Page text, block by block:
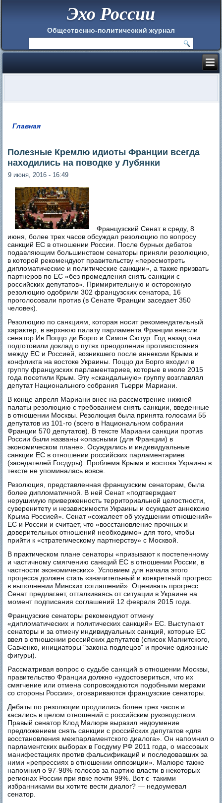
Эхо России
Общественно-политический журнал
Главная
Полезные Кремлю идиоты Франции всегда
находились на поводке у Лубянки
9 июня, 2016 - 16:49
Французский Сенат в среду, 8
июня, более трех часов обсуждал резолюцию по вопросу
санкций ЕС в отношении России. После бурных дебатов
подавляющим большинством сенаторы приняли резолюцию,
в которой рекомендуют правительству «пересмотреть
дипломатические и политические санкции», а также призвать
партнеров по ЕС «без промедления снять санкции с
российских депутатов». Примирительную и осторожную
резолюцию одобрили 302 французских сенатора, 16
проголосовали против (в Сенате Франции заседает 350
человек).
Резолюцию по санкциям, которая носит рекомендательный
характер, в верхнюю палату парламента Франции внесли
сенатор Ив Поццо ди Борго и Симон Сютур. Год назад они
подготовили доклад о путях преодоления противостояния
между ЕС и Россией, возникшего после аннексии Крыма и
конфликта на востоке Украины. Поццо ди Борго входил в
группу французских парламентариев, которые в июле 2015
года посетили Крым. Эту «скандальную» группу возглавлял
депутат Национального собрания Тьерри Мариани.
В конце апреля Мариани внес на рассмотрение нижней
палаты резолюцию с требованием снять санкции, введенные
в отношении Москвы. Резолюция была принята голосами 55
депутатов из 101-го (всего в Национальном собрании
Франции 570 депутатов). В тексте Мариани санкции против
России были названы «опасными (для Франции) в
экономическом плане». Осуждались и индивидуальные
санкции ЕС в отношении российских парламентариев
(заседателей Госдуры). Проблема Крыма и востока Украины в
тексте не упоминалась вовсе.
Резолюция, представленная французским сенаторам, была
более дипломатичной. В ней Сенат «подтверждает
нерушимую приверженность территориальной целостности,
суверенитету и независимости Украины и осуждает аннексию
Крыма Россией». Сенат «сожалеет об ухудшении отношений»
ЕС и России и считает, что «восстановление прочных и
доверительных отношений необходимо» для того, чтобы
прийти к «стратегическому партнерству» с Москвой.
В практическом плане сенаторы «призывают к постепенному
и частичному смягчению санкций ЕС в отношении России, в
частности экономических». Условием для начала этого
процесса должен стать «значительный и конкретный прогресс
в выполнении Минских соглашений». Оценивать прогресс
Сенат предлагает, отталкиваясь от ситуации в Украине на
момент подписания соглашений 12 февраля 2015 года.
Французские сенаторы рекомендуют отмену
«дипломатических и политических санкций» ЕС. Выступают
сенаторы и за отмену индивидуальных санкций, которые ЕС
ввел в отношении российских депутатов (список Магнитского,
Савченко, инициаторы "закона подлецов" и прочие одиозные
фигуры).
Рассматривая вопрос о судьбе санкций в отношении Москвы,
правительство Франции должно «удостовериться, что их
смягчение или отмена сопровождаются подобными мерами
со стороны России», оговариваются французские сенаторы.
Дебаты по резолюции продлились более трех часов и
касались в целом отношений с российским руководством.
Правый сенатор Клод Малюре выразил недоумение
предложением снять санкции с российских депутатов «для
восстановления межпарламентского диалога». Он напомнил о
парламентских выборах в Госдуму РФ 2011 года, о массовых
манифестациях против фальсификаций и последовавших за
ними «репрессиях в отношении оппозиции». Малюре также
напомнил о 97-98% голосов за партию власти в некоторых
регионах России при явке почти 99%. Вот с такими
избранниками вы хотите вести диалог? — недоумевал
сенатор.